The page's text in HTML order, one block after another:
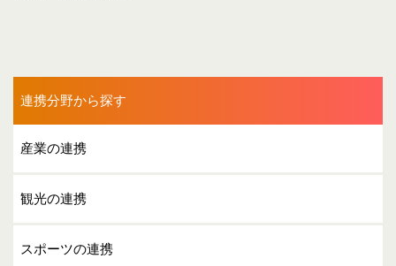
連携分野から探す
産業の連携
観光の連携
スポーツの連携